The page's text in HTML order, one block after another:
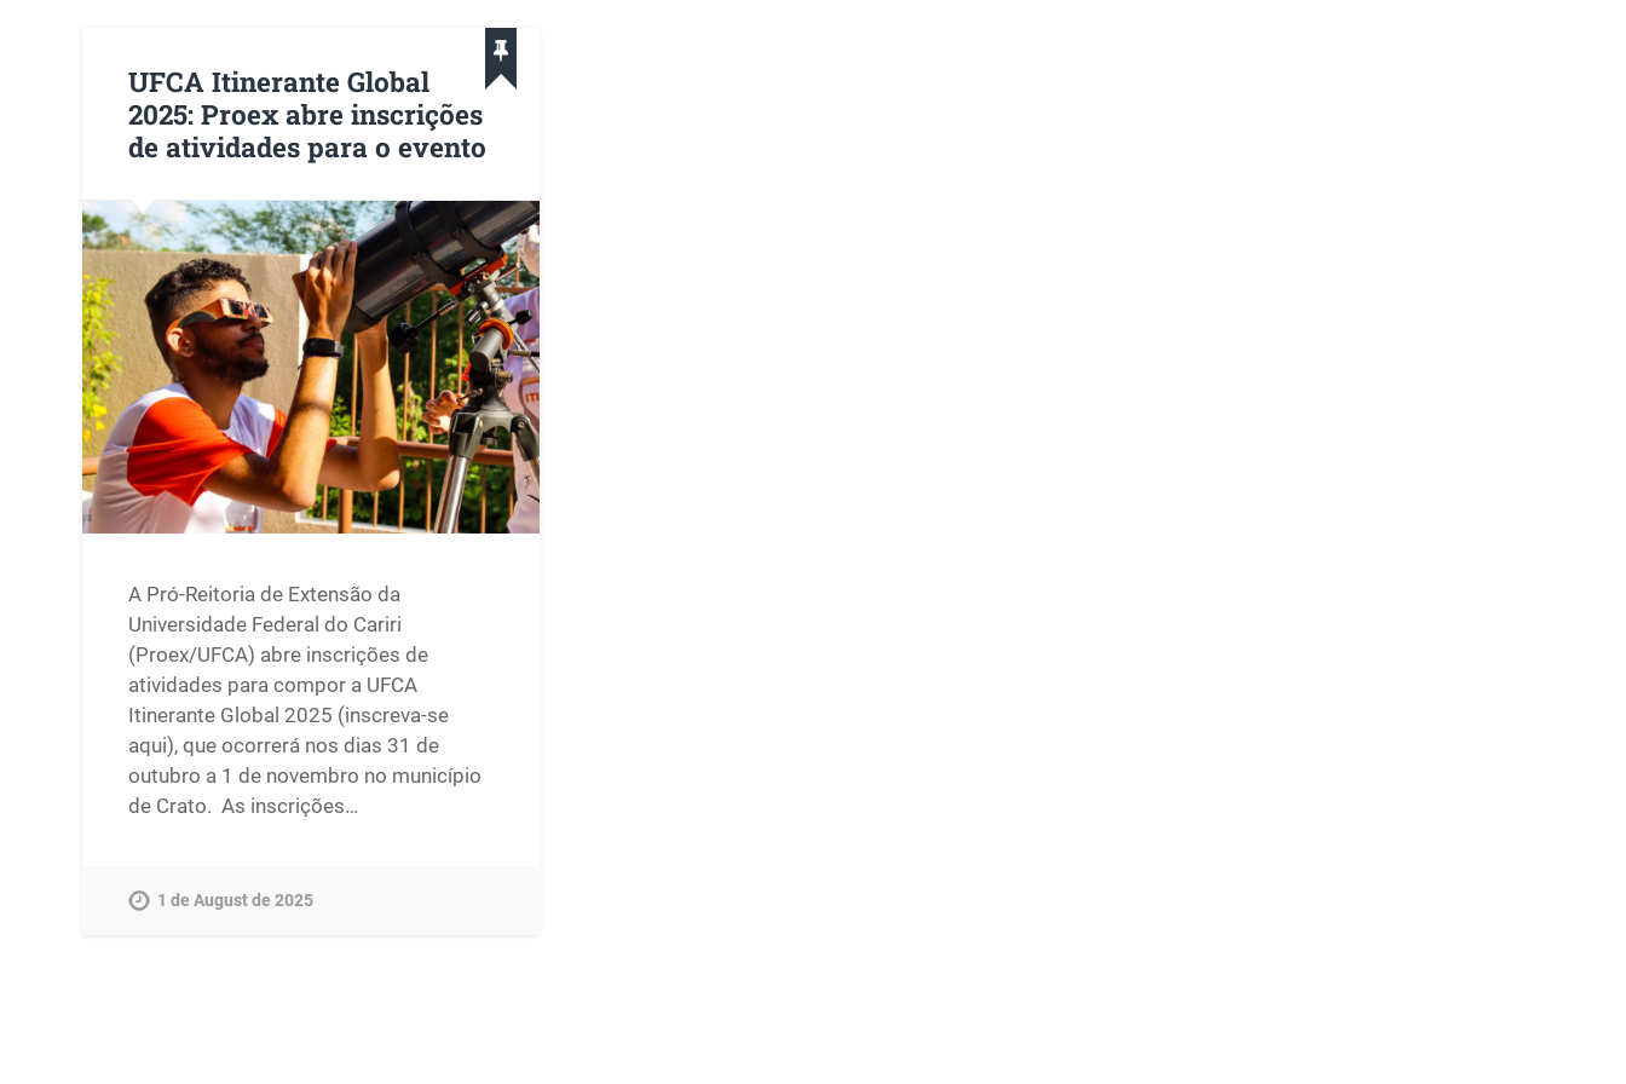
UFCA Itinerante Global
2025: Proex abre inscrições
de atividades para o evento
A Pró-Reitoria de Extensão da
Universidade Federal do Cariri
(Proex/UFCA) abre inscrições de
atividades para compor a UFCA
Itinerante Global 2025 (inscreva-se
aqui), que ocorrerá nos dias 31 de
outubro a 1 de novembro no município
de Crato. As inscrições…
1 de August de 2025